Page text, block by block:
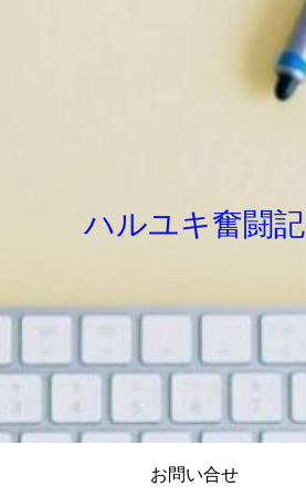
ハルユキ奮闘記
お問い合せ